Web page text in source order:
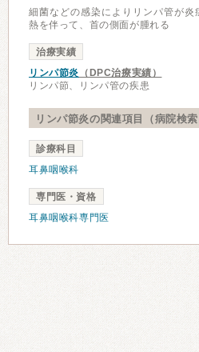
細菌などの感染によりリンパ管が炎
熱を伴って、首の側面が腫れる
治療実績
リンパ節炎 （DPC治療実績）
リンパ節、リンパ管の疾患
リンパ節炎の関連項目（病院検索
診療科目
耳鼻咽喉科
専門医・資格
耳鼻咽喉科専門医